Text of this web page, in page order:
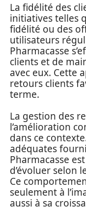
La fidélité des
initiatives telles
fidélité ou des
utilisateurs
Pharmacasse
clients et de
avec eux. Cette
retours clients
terme.
La gestion des
l’amélioration
dans ce
adéquates
Pharmacasse
d’évoluer selon
Ce
seulement à
aussi à sa